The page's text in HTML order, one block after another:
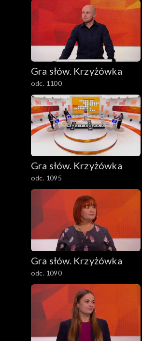
Gra słów. Krzyżówka
odc. 1100
Gra słów. Krzyżówka
odc. 1095
Gra słów. Krzyżówka
odc. 1090